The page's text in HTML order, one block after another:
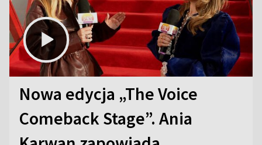
Nowa edycja „The Voice
Comeback Stage”. Ania